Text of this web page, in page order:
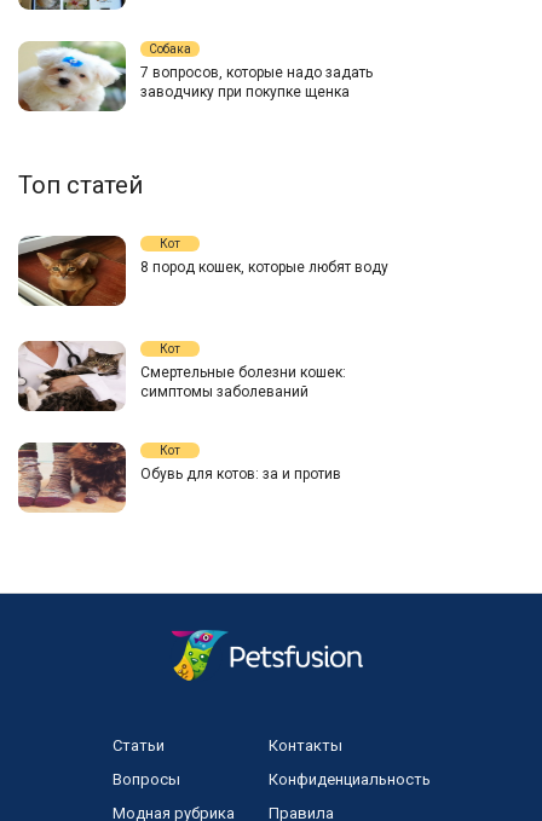
Собака
7 вопросов, которые надо задать
заводчику при покупке щенка
Топ статей
Кот
8 пород кошек, которые любят воду
Кот
Смертельные болезни кошек:
симптомы заболеваний
Кот
Обувь для котов: за и против
Статьи
Вопросы
Модная рубрика
Контакты
Конфиденциальность
Правила